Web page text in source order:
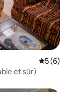
5 (6)
et sûr)